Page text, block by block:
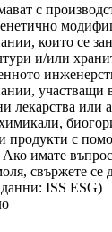
с
които се
и/или
участващи
лекарства или
продукти с
имате
свържете се
ISS ESG)